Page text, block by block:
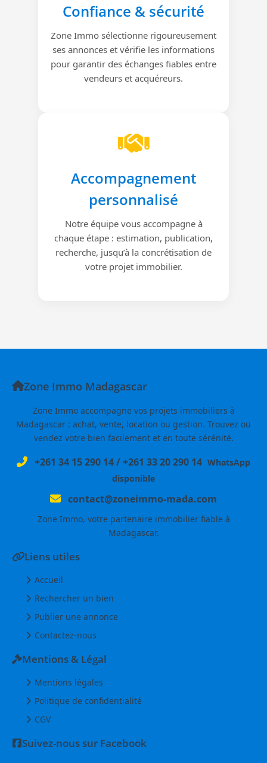
Confiance & sécurité
Zone Immo sélectionne rigoureusement
ses annonces et vérifie les informations
pour garantir des échanges fiables entre
vendeurs et acquéreurs.
Accompagnement
personnalisé
Notre équipe vous accompagne à
chaque étape : estimation, publication,
recherche, jusqu’à la concrétisation de
votre projet immobilier.
Zone Immo Madagascar
Zone Immo accompagne vos projets immobiliers à
Madagascar : achat, vente, location ou gestion. Trouvez ou
vendez votre bien facilement et en toute sérénité.
+261 34 15 290 14/+261 33 20 290 14 WhatsApp
disponible
contact@zoneimmo-mada.com
Zone Immo, votre partenaire immobilier fiable à
Madagascar.
Liens utiles
Accueil
Rechercher un bien
Publier une annonce
Contactez-nous
Mentions & Légal
Mentions légales
Politique de confidentialité
CGV
Suivez-nous sur Facebook